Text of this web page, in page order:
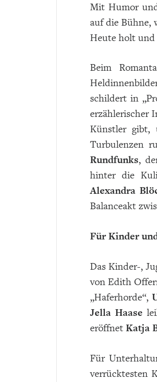
Mit Humor
auf die Bühne,
Heute holt und
Beim
schildert in
erzählerischer
Künstler
Turbulenzen
Rundfunks,
hinter die
Alexandra
Balanceakt
Für Kinder
Das Kinder-,
von Edith
„Haferhorde“,
Jella Haase
eröffnet Katja
Für
verrücktesten